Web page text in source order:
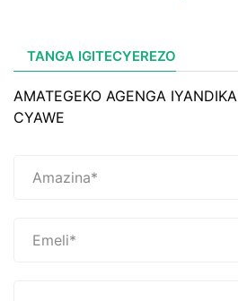
TANGA IGITECYEREZO
AMATEGEKO AGENGA
CYAWE